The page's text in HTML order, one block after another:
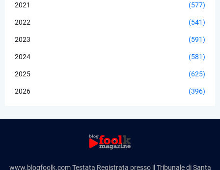
2021 (577)
2022 (541)
2023 (591)
2024 (581)
2025 (625)
2026 (396)
www.blogfoolk.com Testata Registrata presso il Tribunale di Santa